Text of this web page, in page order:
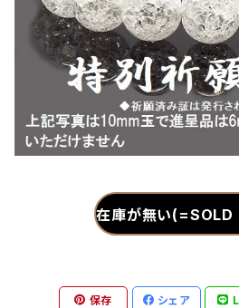
在庫が無い(=SOLD
保存 シェア